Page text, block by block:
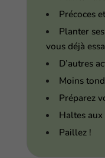
Précoces
Planter
vous déjà
D’autres
Moins
Préparez
Haltes
Paillez !